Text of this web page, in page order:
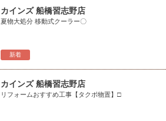
新着
カインズ 船橋習志野店
夏物大処分 移動式クーラー〇
カインズ 船橋習志野店
リフォームおすすめ工事【タクボ物置】□